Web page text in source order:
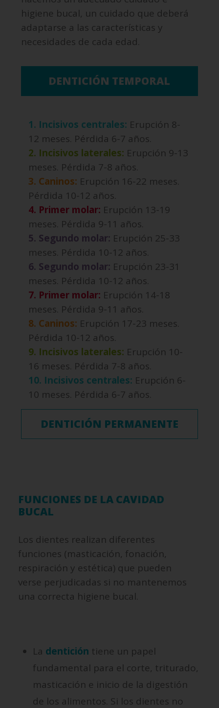
higiene bucal, un cuidado que deberá
adaptarse a las características y
necesidades de cada edad.
DENTICIÓN TEMPORAL
1. Incisivos centrales: Erupción 8-
12 meses. Pérdida 6-7 años.
2. Incisivos laterales: Erupción 9-13
meses. Pérdida 7-8 años.
3. Caninos: Erupción 16-22 meses.
Pérdida 10-12 años.
4. Primer molar: Erupción 13-19
meses. Pérdida 9-11 años.
5. Segundo molar: Erupción 25-33
meses. Pérdida 10-12 años.
6. Segundo molar: Erupción 23-31
meses. Pérdida 10-12 años.
7. Primer molar: Erupción 14-18
meses. Pérdida 9-11 años.
8. Caninos: Erupción 17-23 meses.
Pérdida 10-12 años.
9. Incisivos laterales: Erupción 10-
16 meses. Pérdida 7-8 años.
10. Incisivos centrales: Erupción 6-
10 meses. Pérdida 6-7 años.
DENTICIÓN PERMANENTE
FUNCIONES DE LA CAVIDAD
BUCAL
Los dientes realizan diferentes
funciones (masticación, fonación,
respiración y estética) que pueden
verse perjudicadas si no mantenemos
una correcta higiene bucal.
La dentición tiene un papel
fundamental para el corte, triturado,
masticación e inicio de la digestión
de los alimentos. Si los dientes no